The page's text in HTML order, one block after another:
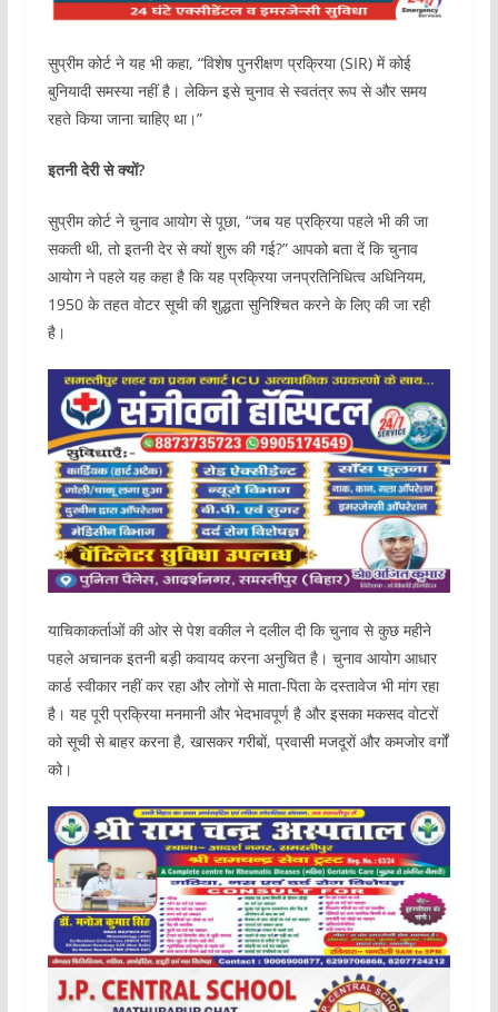
सुप्रीम कोर्ट ने यह भी कहा, “विशेष पुनरीक्षण प्रक्रिया (SIR) में कोई
बुनियादी समस्या नहीं है। लेकिन इसे चुनाव से स्वतंत्र रूप से और समय
रहते किया जाना चाहिए था।”
इतनी देरी से क्यों?
सुप्रीम कोर्ट ने चुनाव आयोग से पूछा, “जब यह प्रक्रिया पहले भी की जा
सकती थी, तो इतनी देर से क्यों शुरू की गई?” आपको बता दें कि चुनाव
आयोग ने पहले यह कहा है कि यह प्रक्रिया जनप्रतिनिधित्व अधिनियम,
1950 के तहत वोटर सूची की शुद्धता सुनिश्चित करने के लिए की जा रही
है।
याचिकाकर्ताओं की ओर से पेश वकील ने दलील दी कि चुनाव से कुछ महीने
पहले अचानक इतनी बड़ी कवायद करना अनुचित है। चुनाव आयोग आधार
कार्ड स्वीकार नहीं कर रहा और लोगों से माता-पिता के दस्तावेज भी मांग रहा
है। यह पूरी प्रक्रिया मनमानी और भेदभावपूर्ण है और इसका मकसद वोटरों
को सूची से बाहर करना है, खासकर गरीबों, प्रवासी मजदूरों और कमजोर वर्गों
को।